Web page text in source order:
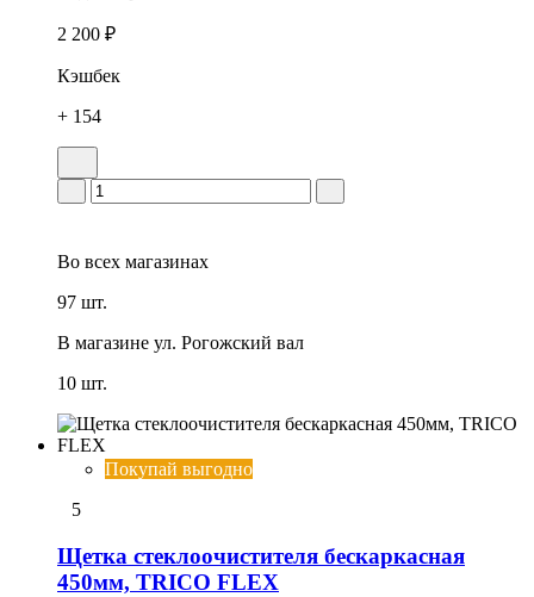
2 200 ₽
Кэшбек
+ 154
Во всех магазинах
97 шт.
В магазине ул. Рогожский вал
10 шт.
Покупай выгодно
5
Щетка стеклоочистителя бескаркасная
450мм, TRICO FLEX